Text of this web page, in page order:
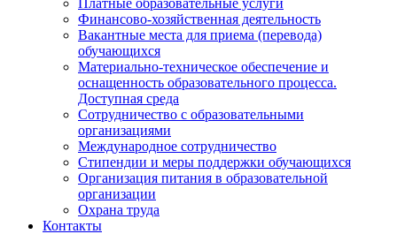
Платные образовательные услуги
Финансово-хозяйственная деятельность
Вакантные места для приема (перевода)
обучающихся
Материально-техническое обеспечение и
оснащенность образовательного процесса.
Доступная среда
Сотрудничество с образовательными
организациями
Международное сотрудничество
Стипендии и меры поддержки обучающихся
Организация питания в образовательной
организации
Охрана труда
Контакты